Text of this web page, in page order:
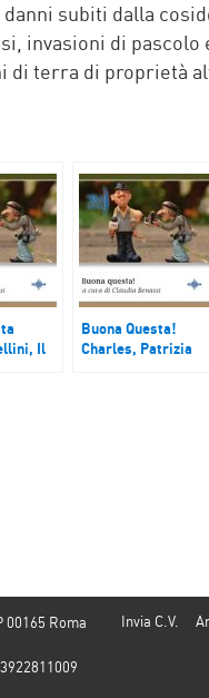
subiti dalla
invasioni di pascolo
di terra di proprietà
Il
Buona Questa!
Charles, Patrizia
Invia C.V.
00165 Roma